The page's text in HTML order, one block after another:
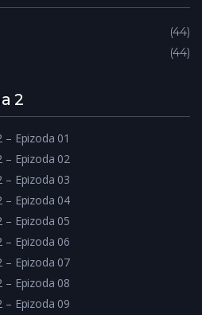
44
44
2
– Epizoda 01
– Epizoda 02
– Epizoda 03
– Epizoda 04
– Epizoda 05
– Epizoda 06
– Epizoda 07
– Epizoda 08
– Epizoda 09